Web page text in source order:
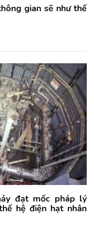
gian sẽ như thế
đạt mốc pháp lý
hệ điện hạt nhân